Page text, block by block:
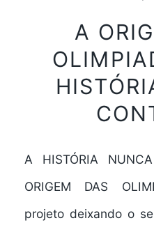
A
A HISTÓRIA
ORIGEM DAS
projeto deixando o